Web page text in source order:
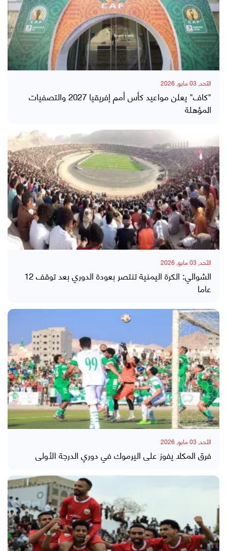
الأحد, 03 مايو, 2026
"كاف" يعلن مواعيد كأس أمم إفريقيا 2027 والتصفيات
المؤهلة
الأحد, 03 مايو, 2026
الشوالي: الكرة اليمنية تنتصر بعودة الدوري بعد توقف 12
عاما
الأحد, 03 مايو, 2026
فرق المكلا يفوز على اليرموك في دوري الدرجة الأولى